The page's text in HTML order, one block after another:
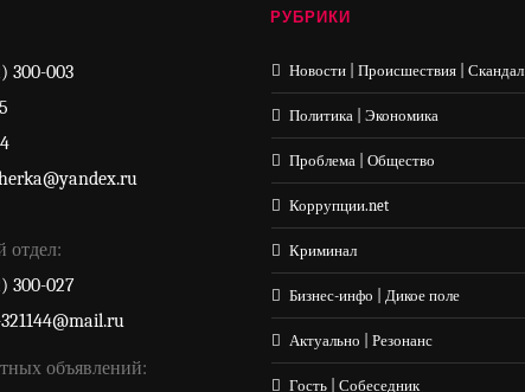
300-003
отдел:
300-027
321144@mail.ru
объявлений:
РУБРИКИ
Новости | Происшествия | Скандал
Политика | Экономика
Проблема | Общество
Коррупции.net
Криминал
Бизнес-инфо | Дикое поле
Актуально | Резонанс
Гость | Собеседник